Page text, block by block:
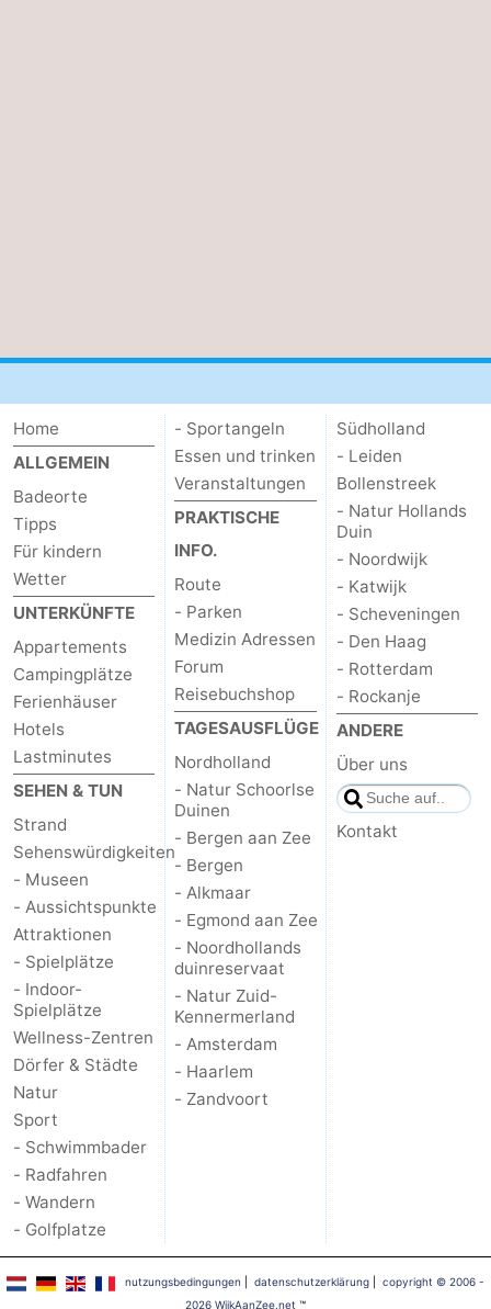
Home
ALLGEMEIN
Badeorte
Tipps
Für kindern
Wetter
UNTERKÜNFTE
Appartements
Campingplätze
Ferienhäuser
Hotels
Lastminutes
SEHEN & TUN
Strand
Sehenswürdigkeiten
- Museen
- Aussichtspunkte
Attraktionen
- Spielplätze
- Indoor-
Spielplätze
Wellness-Zentren
Dörfer & Städte
Natur
Sport
- Schwimmbader
- Radfahren
- Wandern
- Golfplatze
- Sportangeln
Essen und trinken
Veranstaltungen
PRAKTISCHE
INFO.
Route
- Parken
Medizin Adressen
Forum
Reisebuchshop
TAGESAUSFLÜGE
Nordholland
- Natur Schoorlse
Duinen
- Bergen aan Zee
- Bergen
- Alkmaar
- Egmond aan Zee
- Noordhollands
duinreservaat
- Natur Zuid-
Kennermerland
- Amsterdam
- Haarlem
- Zandvoort
Südholland
- Leiden
Bollenstreek
- Natur Hollands
Duin
- Noordwijk
- Katwijk
- Scheveningen
- Den Haag
- Rotterdam
- Rockanje
ANDERE
Über uns
Kontakt
nutzungsbedingungen |datenschutzerklärung |copyright © 2006 -
2026 WijkAanZee.net ™